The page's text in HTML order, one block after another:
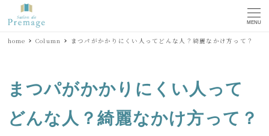
MENU
home Column まつパがかかりにくい人ってどんな人？綺麗なかけ方って？
まつパがかかりにくい人って
どんな人？綺麗なかけ方って？